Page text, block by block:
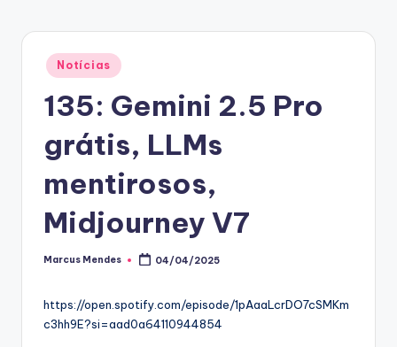
Posted
in
Notícias
135: Gemini 2.5 Pro
grátis, LLMs
mentirosos,
Midjourney V7
Posted
Marcus Mendes 04/04/2025
https://open.spotify.com/episode/1pAaaLcrDO7cSMKm
c3hh9E?si=aad0a64110944854